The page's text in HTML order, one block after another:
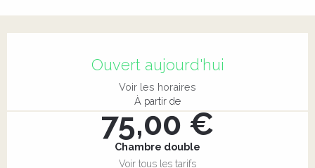
Ouvert aujourd'hui
Voir les horaires
À partir de
75,00 €
Chambre double
Voir tous les tarifs